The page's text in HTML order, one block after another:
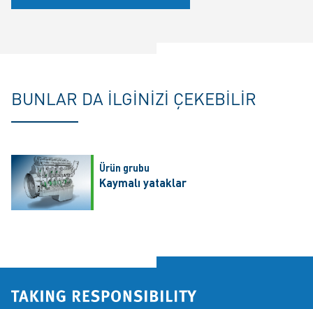
BUNLAR DA ILGINIZI ÇEKEBILIR
Ürün grubu
Kaymalı yataklar